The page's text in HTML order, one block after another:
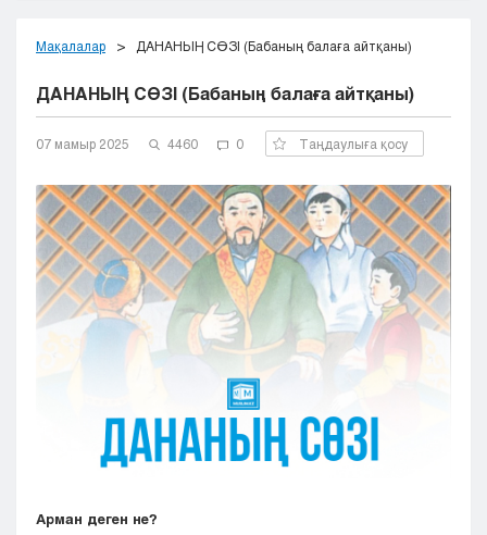
Актобе
Жезказган
Караганда
Кокшетау
Кызылорда
Павлодар
Петропавловск
Семей
Талдыкорган
Тараз
Мақалалар ДАНАНЫҢ СӨЗІ (Бабаның балаға айтқаны)
ДАНАНЫҢ СӨЗІ (Бабаның балаға айтқаны)
07 мамыр 2025 4460 0 Таңдаулыға қосу
Арман деген не?